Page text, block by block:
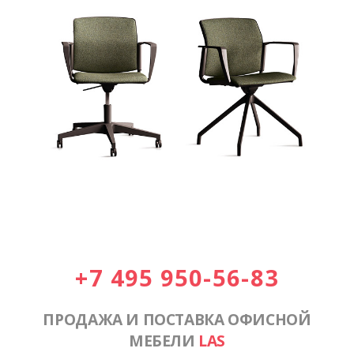
+7 495 950-56-83
ПРОДАЖА И ПОСТАВКА ОФИСНОЙ
МЕБЕЛИ LAS